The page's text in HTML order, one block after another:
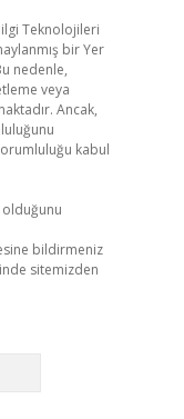
Teknolojileri
bir Yer
nedenle,
veya
Ancak,
kabul
olduğunu
bildirmeniz
sitemizden